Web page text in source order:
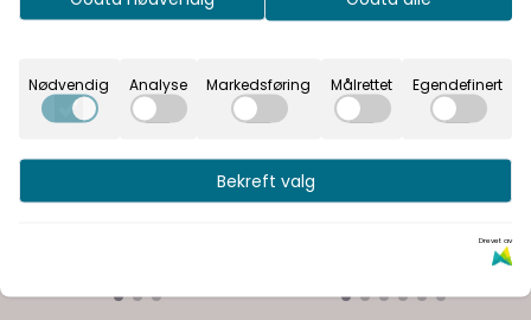
Nødvendig Analyse Markedsføring Målrettet Egendefinert
Bekreft valg
Drevet av